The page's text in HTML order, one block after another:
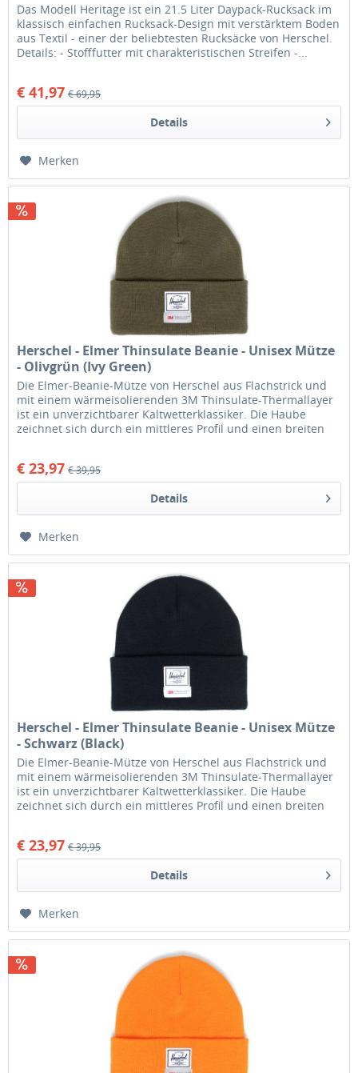
Das Modell Heritage ist ein 21.5 Liter Daypack-Rucksack im
klassisch einfachen Rucksack-Design mit verstärktem Boden
aus Textil - einer der beliebtesten Rucksäcke von Herschel.
Details: - Stofffutter mit charakteristischen Streifen -...
€ 41,97 € 69,95
Details
Merken
Herschel - Elmer Thinsulate Beanie - Unisex Mütze
- Olivgrün (Ivy Green)
Die Elmer-Beanie-Mütze von Herschel aus Flachstrick und
mit einem wärmeisolierenden 3M Thinsulate-Thermallayer
ist ein unverzichtbarer Kaltwetterklassiker. Die Haube
zeichnet sich durch ein mittleres Profil und einen breiten
€ 23,97 € 39,95
Details
Merken
Herschel - Elmer Thinsulate Beanie - Unisex Mütze
- Schwarz (Black)
Die Elmer-Beanie-Mütze von Herschel aus Flachstrick und
mit einem wärmeisolierenden 3M Thinsulate-Thermallayer
ist ein unverzichtbarer Kaltwetterklassiker. Die Haube
zeichnet sich durch ein mittleres Profil und einen breiten
€ 23,97 € 39,95
Details
Merken